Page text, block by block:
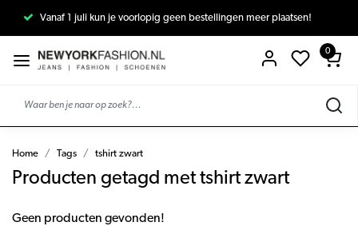
Vanaf 1 juli kun je voorlopig geen bestellingen meer plaatsen!
0
Home Tags tshirt zwart
Producten getagd met tshirt zwart
Geen producten gevonden!